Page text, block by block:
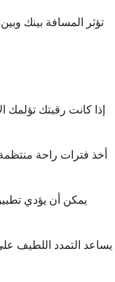
تؤثر المسافة بينك
إذا كانت رقبتك تؤلمك